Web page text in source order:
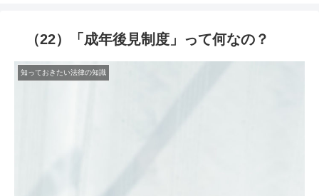
（22）「成年後見制度」って何なの？
知っておきたい法律の知識